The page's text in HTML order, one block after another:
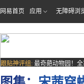
网易首页 应用 无障碍浏
跟贴神评组: 最奇葩动物园！
场子